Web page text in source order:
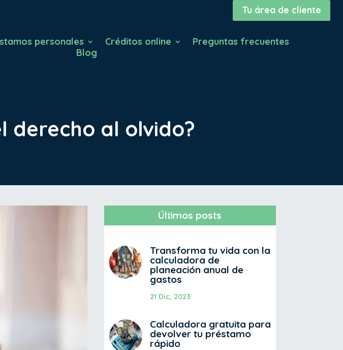
Tu área de cliente
personales Créditos online
Preguntas frecuentes
Blog
derecho al olvido?
Últimos posts
Transforma tu vida con la
calculadora de
planeación anual de
gastos
21 Dic, 2023
Calculadora gratuita para
devolver tu préstamo
rápido